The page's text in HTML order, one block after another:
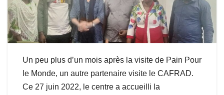
Un peu plus d’un mois après la visite de Pain Pour
le Monde, un autre partenaire visite le CAFRAD.
Ce 27 juin 2022, le centre a accueilli la